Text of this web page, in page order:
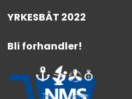
YRKESBÅT 2022
Bli forhandler!